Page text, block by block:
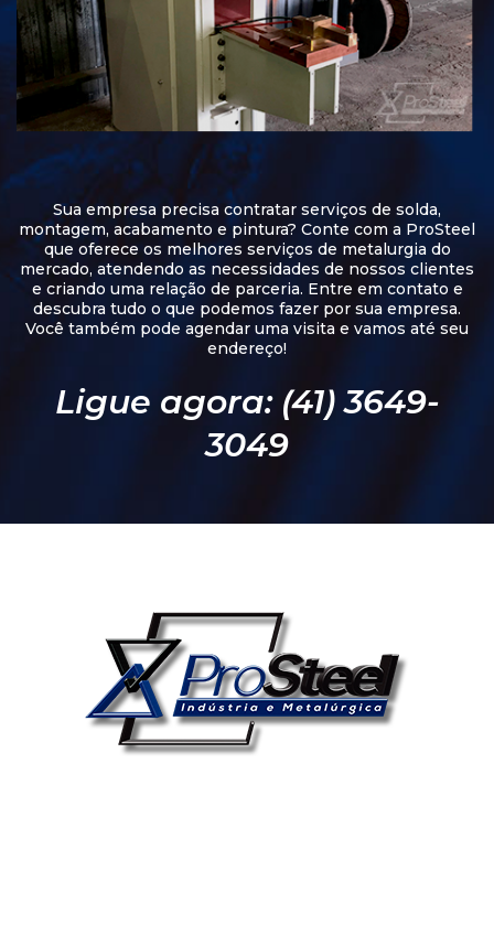
Sua empresa precisa contratar serviços de solda,
montagem, acabamento e pintura? Conte com a ProSteel
que oferece os melhores serviços de metalurgia do
mercado, atendendo as necessidades de nossos clientes
e criando uma relação de parceria. Entre em contato e
descubra tudo o que podemos fazer por sua empresa.
Você também pode agendar uma visita e vamos até seu
endereço!
Ligue agora: (41) 3649-
3049